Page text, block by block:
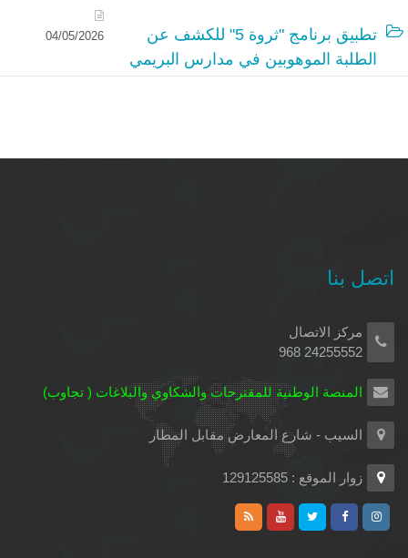
تطبيق برنامج "ثروة 5" للكشف عن
الطلبة الموهوبين في مدارس البريمي
04/05/2026
اتصل بنا
مركز الاتصال
24255552 968
المنصة الوطنية للمقترحات والشكاوي والبلاغات ( تجاوب)
السيب - شارع المعارض مقابل المطار
زوار الموقع : 129125585